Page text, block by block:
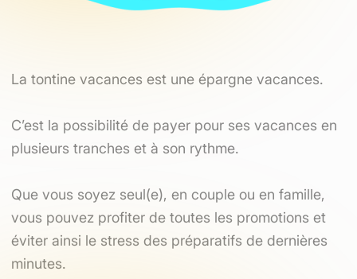
La tontine vacances est une épargne vacances.
C’est la possibilité de payer pour ses vacances en
plusieurs tranches et à son rythme.
Que vous soyez seul(e), en couple ou en famille,
vous pouvez profiter de toutes les promotions et
éviter ainsi le stress des préparatifs de dernières
minutes.